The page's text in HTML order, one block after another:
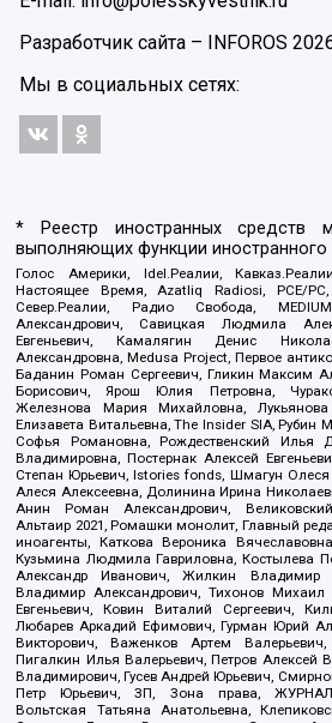
Разработчик сайта – INFOROS
Мы в социальных сетях:
* Реестр иностранных средств
выполняющих функции иностранного
Голос Америки, Idel.Реалии,
Настоящее Время, Azatliq Radiosi, PCE/PC,
Север.Реалии, Радио Свобода,
Александрович, Савицкая Людмила
Евгеньевич, Камалягин Денис
Александровна, Medusa Project, Первое
Баданин Роман Сергеевич, Гликин Максим
Борисович, Ярош Юлия Петровна,
Железнова Мария Михайловна,
Елизавета Витальевна, The Insider SIA, Рубин
Софья Романовна, Рождественский Илья
Владимировна, Постернак Алексей
Степан Юрьевич, Istories fonds, Шмагун
Алеся Алексеевна, Долинина Ирина
Анин Роман Александрович,
Альтаир 2021, Ромашки монолит, Главный
иноагенты, Каткова Вероника
Кузьмина Людмила Гавриловна, Костылева
Александр Иванович, Жилкин Владимир
Владимир Александрович, Тихонов Михаил
Евгеньевич, Ковин Виталий Сергеевич,
Любарев Аркадий Ефимович, Гурман Юрий
Викторович, Важенков Артем
Пигалкин Илья Валерьевич, Петров Алексей
Владимирович, Гусев Андрей Юрьевич,
Петр Юрьевич, ЗП, Зона права,
Вольтская Татьяна Анатольевна,